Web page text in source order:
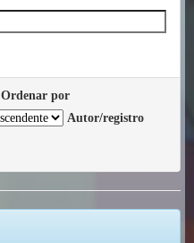
Ordenar por
Autor/registro